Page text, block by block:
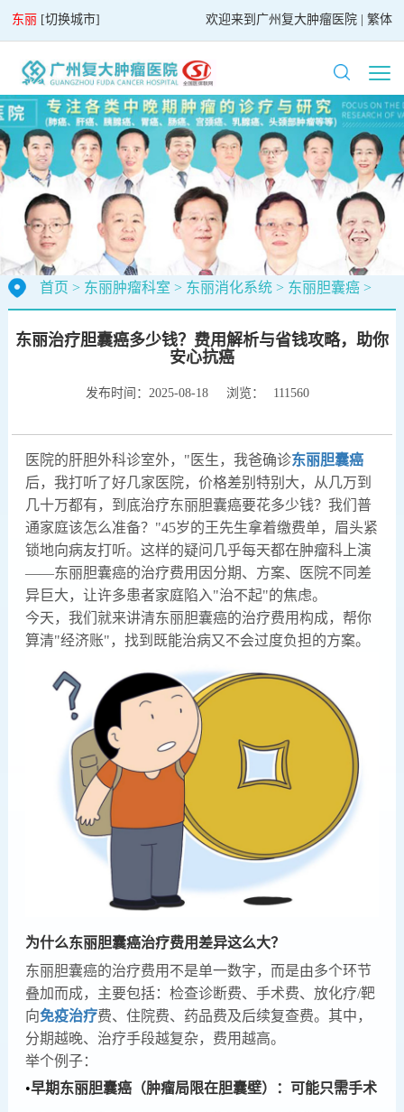
东丽 [切换城市] 欢迎来到 广州复大肿瘤医院| 繁体
首页 > 东丽肿瘤科室 > 东丽消化系统> 东丽胆囊癌>
东丽治疗胆囊癌多少钱？费用解析与省钱攻略，助你
安心抗癌
发布时间：2025-08-18 浏览： 111560
医院的肝胆外科诊室外，"医生，我爸确诊东丽胆囊癌
后，我打听了好几家医院，价格差别特别大，从几万到
几十万都有，到底治疗东丽胆囊癌要花多少钱？我们普
通家庭该怎么准备？"45岁的王先生拿着缴费单，眉头紧
锁地向病友打听。这样的疑问几乎每天都在肿瘤科上演
——东丽胆囊癌的治疗费用因分期、方案、医院不同差
异巨大，让许多患者家庭陷入"治不起"的焦虑。
今天，我们就来讲清东丽胆囊癌的治疗费用构成，帮你
算清"经济账"，找到既能治病又不会过度负担的方案。
为什么东丽胆囊癌治疗费用差异这么大？
东丽胆囊癌的治疗费用不是单一数字，而是由多个环节
叠加而成，主要包括：检查诊断费、手术费、放化疗/靶
向免疫治疗费、住院费、药品费及后续复查费。其中，
分期越晚、治疗手段越复杂，费用越高。
举个例子：
•​​早期东丽胆囊癌（肿瘤局限在胆囊壁）​​：可能只需手术